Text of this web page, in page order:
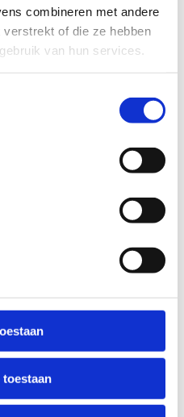
combineren met andere
of die ze hebben
van hun services.
toestaan
ons